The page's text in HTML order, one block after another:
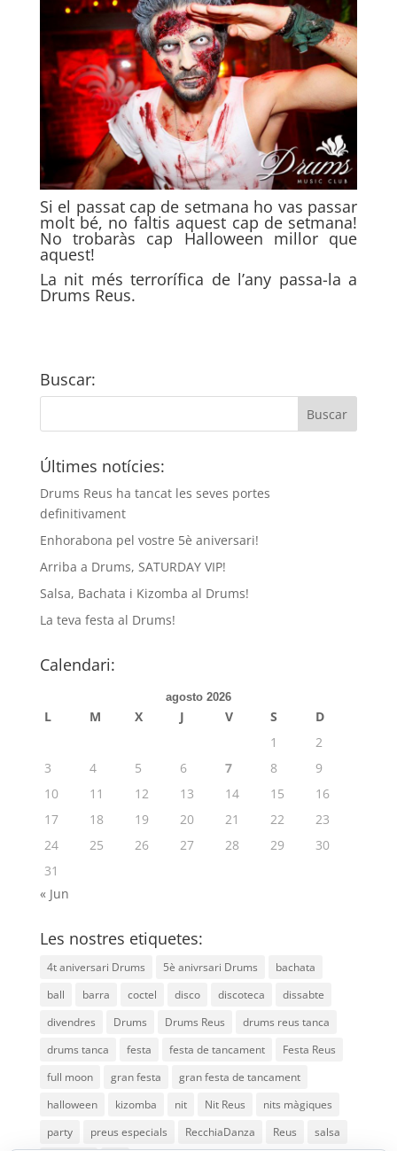
Si el passat cap de setmana ho vas passar
molt bé, no faltis aquest cap de setmana!
No trobaràs cap Halloween millor que
aquest!
La nit més terrorífica de l’any passa-la a
Drums Reus.
Buscar:
Últimes notícies:
Drums Reus ha tancat les seves portes
definitivament
Enhorabona pel vostre 5è aniversari!
Arriba a Drums, SATURDAY VIP!
Salsa, Bachata i Kizomba al Drums!
La teva festa al Drums!
Calendari:
agosto 2026
L M X J V S
D
1
2
3
4 5 6 7 8
9
10
11 12 13 14 15
16
17
18 19 20 21 22
23
24
25 26 27 28 29
30
31
« Jun
Les nostres etiquetes:
4t aniversari Drums 5è anivrsari Drums
bachata
ball
barra coctel disco discoteca
dissabte
divendres
Drums Drums Reus
drums reus tanca
drums tanca
festa festa de tancament
Festa Reus
full moon
gran festa
gran festa de tancament
halloween
kizomba nit Nit Reus
nits màgiques
party
preus especials RecchiaDanza Reus salsa